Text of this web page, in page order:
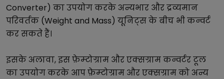
Converter) का उपयोग करके अन्यभार और द्रव्यमान
परिवर्तक (Weight and Mass) यूनिट्स के बीच भी कन्वर्ट
कर सकते हैं।
इसके अलावा, इसफ़ेम्टोग्राम औरएक्सग्रामकन्वर्टर टूल
का उपयोग करके आपफ़ेम्टोग्राम औरएक्सग्रामको अन्य